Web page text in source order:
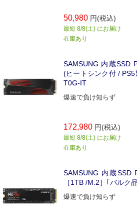
50,980 円(税込)
最短 8/8(土) にお届け
在庫あり
SAMSUNG 内蔵SSD
(ヒートシンク付 /
T0G-IT
爆速で負け知らず
172,980 円(税込)
最短 8/8(土) にお届け
在庫あり
SAMSUNG 内蔵SSD
［1TB /M.2］｢バルク
爆速で負け知らず